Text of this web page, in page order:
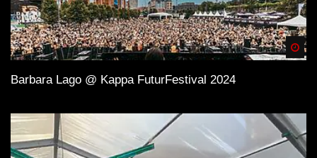
Barbara Lago @ Kappa FuturFestival 2024